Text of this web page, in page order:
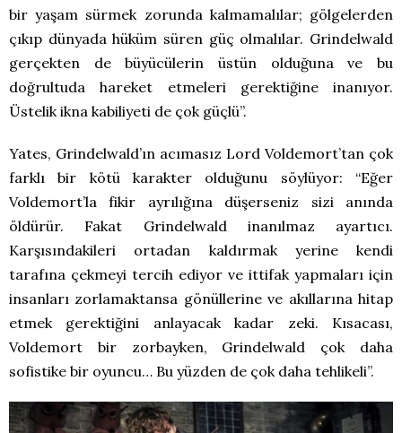
bir yaşam sürmek zorunda kalmamalılar; gölgelerden
çıkıp dünyada hüküm süren güç olmalılar. Grindelwald
gerçekten de büyücülerin üstün olduğuna ve bu
doğrultuda hareket etmeleri gerektiğine inanıyor.
Üstelik ikna kabiliyeti de çok güçlü”.
Yates, Grindelwald’ın acımasız Lord Voldemort’tan çok
farklı bir kötü karakter olduğunu söylüyor: “Eğer
Voldemort’la fikir ayrılığına düşerseniz sizi anında
öldürür. Fakat Grindelwald inanılmaz ayartıcı.
Karşısındakileri ortadan kaldırmak yerine kendi
tarafına çekmeyi tercih ediyor ve ittifak yapmaları için
insanları zorlamaktansa gönüllerine ve akıllarına hitap
etmek gerektiğini anlayacak kadar zeki. Kısacası,
Voldemort bir zorbayken, Grindelwald çok daha
sofistike bir oyuncu… Bu yüzden de çok daha tehlikeli”.